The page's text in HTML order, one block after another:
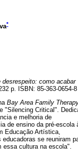
*
desrespeito: como acabar
p. ISBN: 85-363-0654-8
Bay Area Family
"Silencing Critical".
e melhoria de
de ensino da pré-escola
Educação Artística,
se reuniram
cultura na escola".